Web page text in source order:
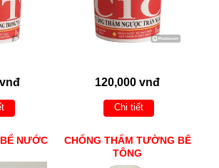
120,000 vnđ
Chi tiết
NƯỚC
CHỐNG THẤM TƯỜNG BÊ
TÔNG